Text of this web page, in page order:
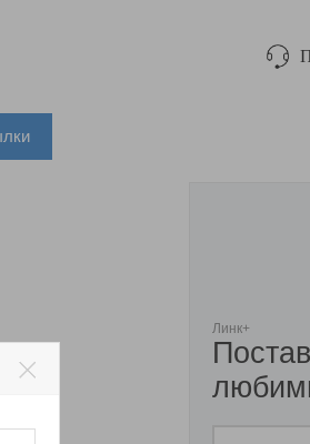
Линк+